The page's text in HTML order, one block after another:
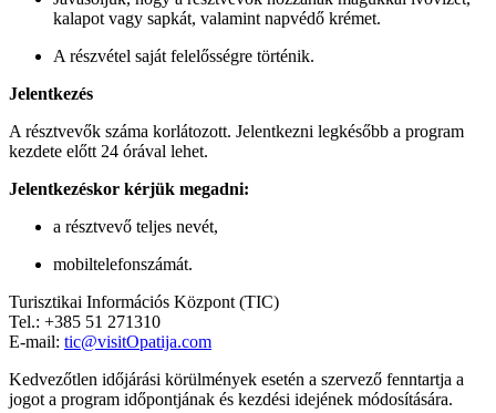
kalapot vagy sapkát, valamint napvédő krémet.
A részvétel saját felelősségre történik.
Jelentkezés
A résztvevők száma korlátozott. Jelentkezni legkésőbb a program
kezdete előtt 24 órával lehet.
Jelentkezéskor kérjük megadni:
a résztvevő teljes nevét,
mobiltelefonszámát.
Turisztikai Információs Központ (TIC)
Tel.: +385 51 271310
E-mail: tic@visitOpatija.com
Kedvezőtlen időjárási körülmények esetén a szervező fenntartja a
jogot a program időpontjának és kezdési idejének módosítására.